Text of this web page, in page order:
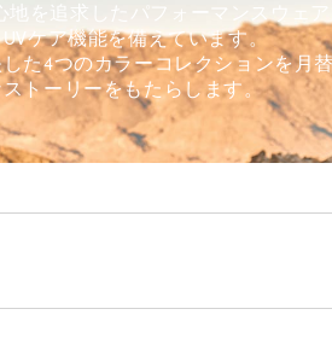
を追求したパフォーマンスウェ
ケア機能を備えています。
た4つのカラーコレクションを月
トーリーをもたらします。